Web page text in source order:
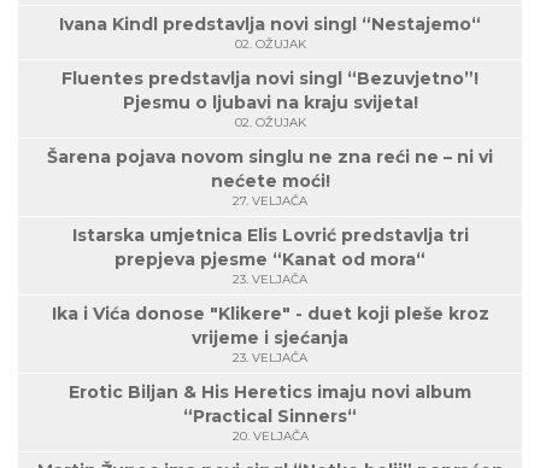
Ivana Kindl predstavlja novi singl “Nestajemo“
02. OŽUJAK
Fluentes predstavlja novi singl “Bezuvjetno”!
Pjesmu o ljubavi na kraju svijeta!
02. OŽUJAK
Šarena pojava novom singlu ne zna reći ne – ni vi
nećete moći!
27. VELJAČA
Istarska umjetnica Elis Lovrić predstavlja tri
prepjeva pjesme “Kanat od mora“
23. VELJAČA
Ika i Vića donose "Klikere" - duet koji pleše kroz
vrijeme i sjećanja
23. VELJAČA
Erotic Biljan & His Heretics imaju novi album
“Practical Sinners“
20. VELJAČA